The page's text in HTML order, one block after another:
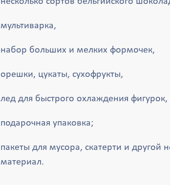
мультиварка,
набор больших и мелких формочек,
орешки, цукаты, сухофрукты,
лед для быстрого охлаждения фигурок,
подарочная упаковка;
пакеты для мусора, скатерти и
материал.